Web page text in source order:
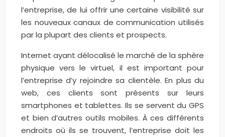
l’entreprise, de lui offrir une certaine visibilité sur
les nouveaux canaux de communication utilisés
par la plupart des clients et prospects.
Internet ayant délocalisé le marché de la sphère
physique vers le virtuel, il est important pour
l’entreprise d’y rejoindre sa clientèle. En plus du
web, ces clients sont présents sur leurs
smartphones et tablettes. Ils se servent du GPS
et bien d’autres outils mobiles. À ces différents
endroits où ils se trouvent, l’entreprise doit les